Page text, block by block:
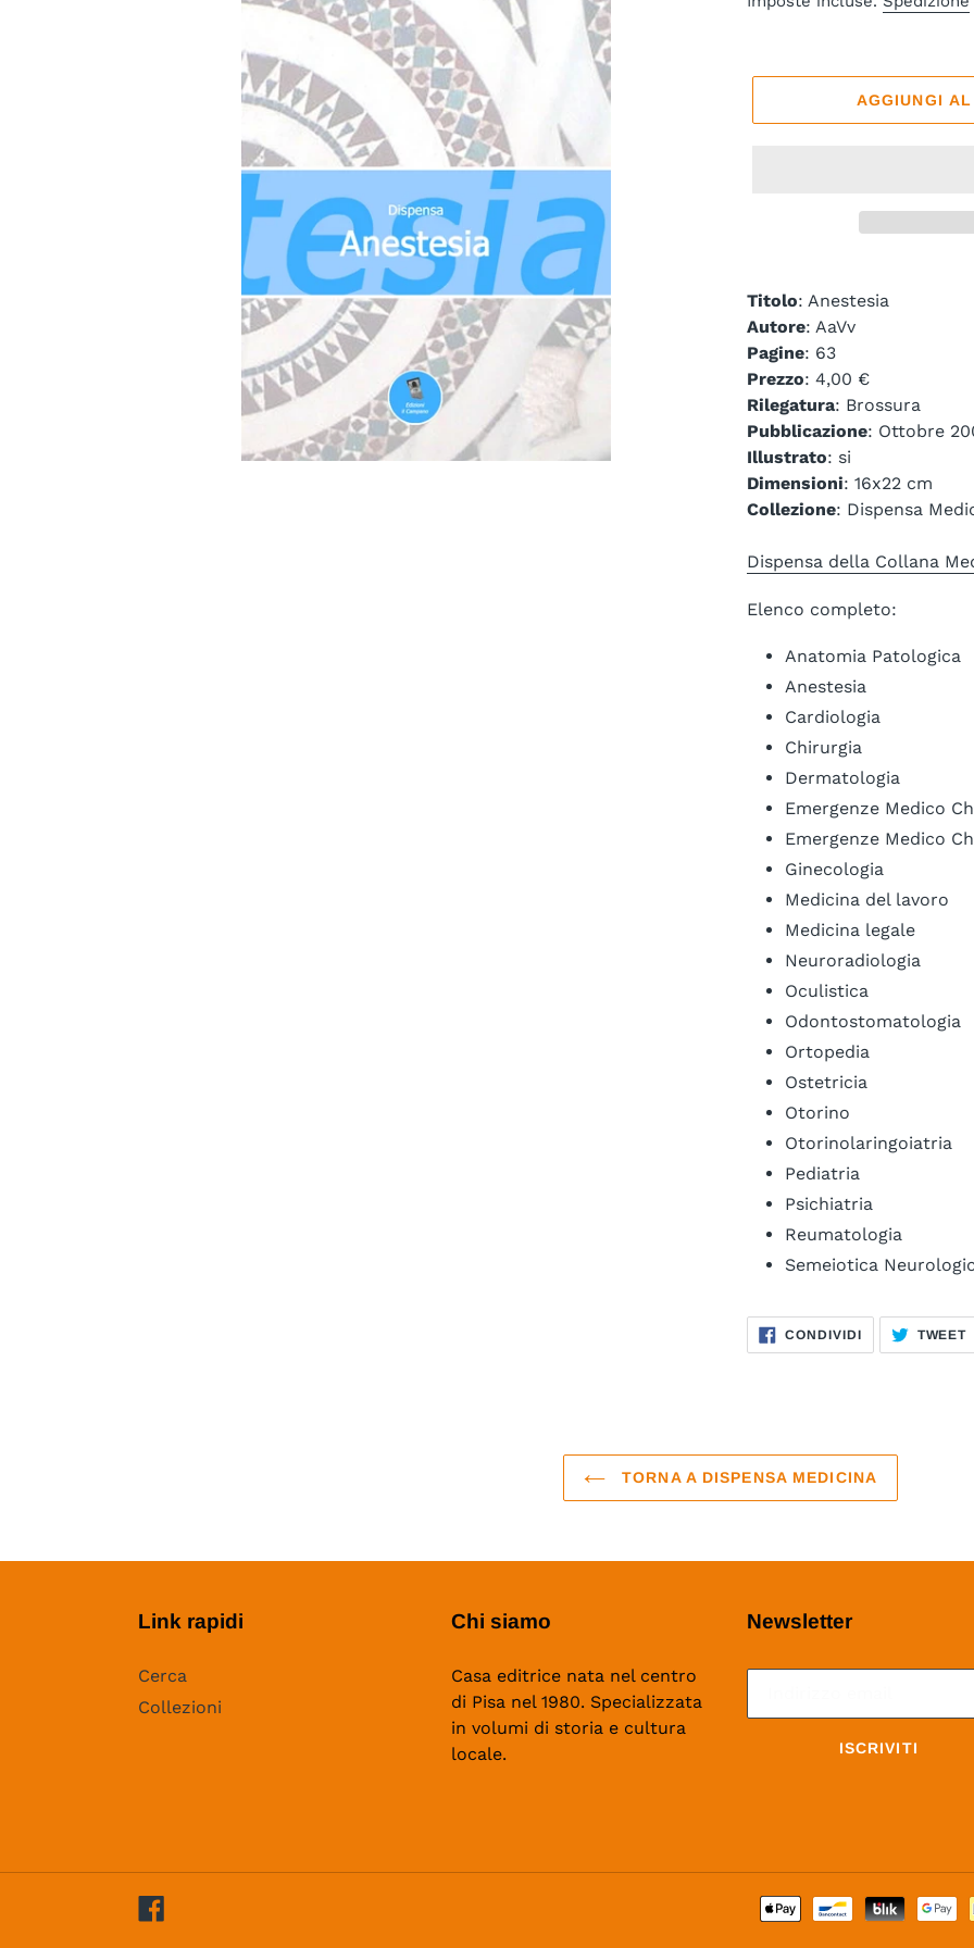
AGGIUNGI
Titolo: Anestesia
Autore: AaVv
Pagine: 63
Prezzo: 4,00 €
Rilegatura: Brossura
Pubblicazione: Ottobre
Illustrato: si
Dimensioni: 16x22 cm
Collezione: Dispensa
Dispensa della Collana
Elenco completo:
Anatomia Patologica
Anestesia
Cardiologia
Chirurgia
Dermatologia
Emergenze Medico
Emergenze Medico
Ginecologia
Medicina del lavoro
Medicina legale
Neuroradiologia
Oculistica
Odontostomatologia
Ortopedia
Ostetricia
Otorino
Otorinolaringoiatria
Pediatria
Psichiatria
Reumatologia
Semeiotica
CONDIVIDICONDIVIDI
FACEBOOK
TWEET
TORNA A DISPENSA MEDICINA
Link rapidi
Cerca
Collezioni
Chi siamo
Casa editrice nata nel centro
di Pisa nel 1980. Specializzata
in volumi di storia e cultura
locale.
Newsletter
ISCRIVITI